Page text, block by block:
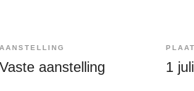
AANSTELLING
Vaste aanstelling 1